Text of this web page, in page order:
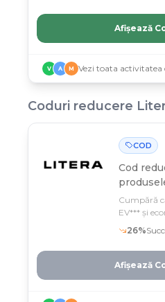
Afișează
V A M Vezi toata activitatea
Coduri reducere
COD
Cod
Cumpără
EV*** și
selectate
000 de
26%
Afișează